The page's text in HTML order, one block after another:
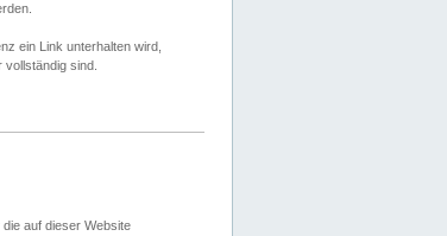
ein Link unterhalten wird,
vollständig sind.
auf dieser Website